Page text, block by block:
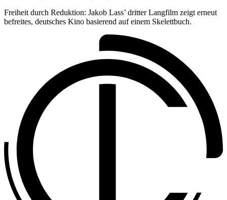
Freiheit durch Reduktion: Jakob Lass’ dritter Langfilm zeigt erneut
befreites, deutsches Kino basierend auf einem Skelettbuch.